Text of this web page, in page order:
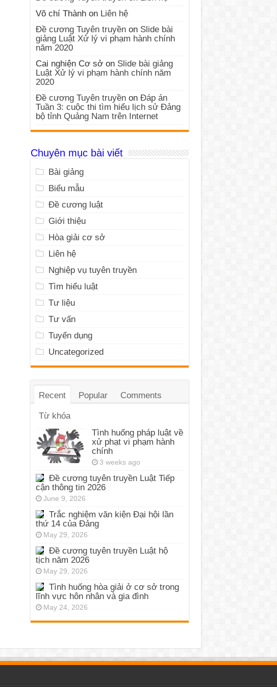
Võ chí Thànhon Liên hệ
Đề cương Tuyên truyềnon Slide bài
giảng Luật Xử lý vi phạm hành chính
năm 2020
Cai nghiện Cơ sởon Slide bài giảng
Luật Xử lý vi phạm hành chính năm
2020
Đề cương Tuyên truyềnon Đáp án
Tuần 3: cuộc thi tìm hiểu lịch sử Đảng
bộ tỉnh Quảng Nam trên Internet
Chuyên mục bài viết
Bài giảng
Biểu mẫu
Đề cương luật
Giới thiệu
Hòa giải cơ sở
Liên hệ
Nghiệp vụ tuyên truyền
Tìm hiểu luật
Tư liệu
Tư vấn
Tuyển dụng
Uncategorized
Recent Popular Comments
Từ khóa
Tình huống pháp luật về
xử phạt vi phạm hành
chính
3 weeks ago
Đề cương tuyên truyền Luật Tiếp
cận thông tin 2026
June 9, 2026
Trắc nghiệm văn kiện Đại hội lần
thứ 14 của Đảng
May 29, 2026
Đề cương tuyên truyền Luật hộ
tịch năm 2026
May 29, 2026
Tình huống hòa giải ở cơ sở trong
lĩnh vực hôn nhân và gia đình
May 24, 2026